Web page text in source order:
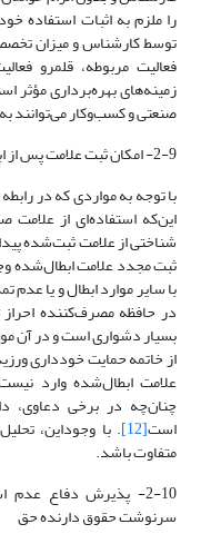
را ملزم به اثبات استفاده
توسط کارشناس و میزان
فعالیت مربوطه، قلمرو
زمینه‌های بهره‌برداری مؤثر
صنعتی و کسب‌وکار می‌توانند
2-9- امکان ثبت علامت پس از ابطال آن
با توجه به مواردی که در
این‌که استفاده‌ای از
شناختی از علامت ثبت‌شده
ثبت مجدد علامت ابطال‌شده
با سایر موارد ابطال و یا عدم
در حافظه مصرف‌کننده احراز
بسیار دشواری است و در آن
از خاتمه حمایت خودداری
علامت ابطال‌شده وارد
چنان‌چه در برخی دعاوی،
است[12] . با وجوداین،
متفاوت باشد.
2-10- پذیرش دفاع
سرنوشت حقوق دارنده حق